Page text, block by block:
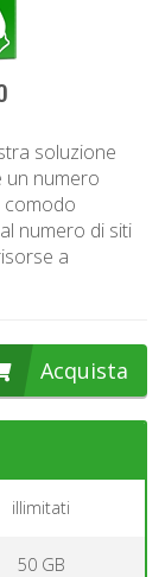
soluzione
un numero
comodo
numero di siti
a
Acquista
illimitati
50 GB